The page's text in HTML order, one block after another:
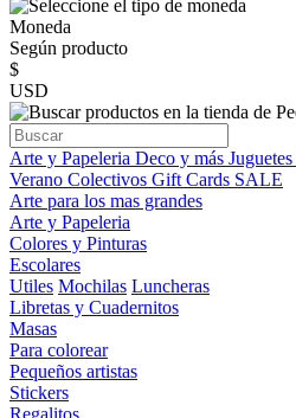
Moneda
Según producto
$
USD
Arte y Papeleria Deco y más Juguetes
Verano Colectivos Gift Cards SALE
Arte para los mas grandes
Arte y Papeleria
Colores y Pinturas
Escolares
Utiles Mochilas Luncheras
Libretas y Cuadernitos
Masas
Para colorear
Pequeños artistas
Stickers
Regalitos